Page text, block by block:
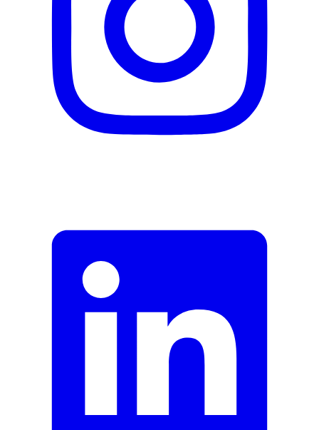
Beschreibung
E-Mail-Adresse (optional)
Formular schliessen
Senden
Falsche Daten melden